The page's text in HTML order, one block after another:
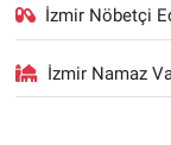
İzmir Nöbetçi
İzmir Namaz